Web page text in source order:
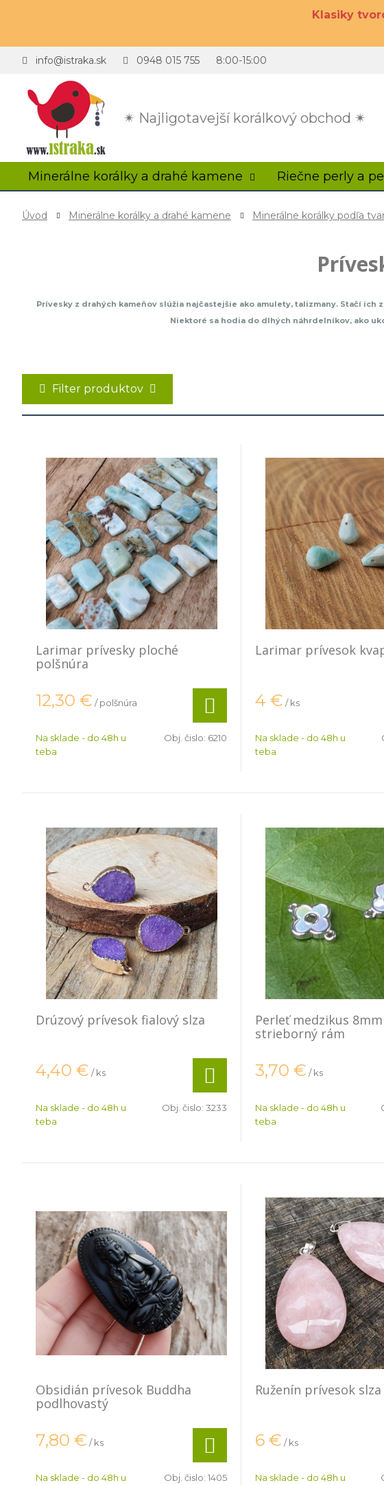
Klasiky
✴ Najligotavejší korálkový obchod ✴
info@istraka.sk 0948 015 755 8:00-15:00
Minerálne korálky a drahé kamene Riečne perly a
Úvod Minerálne korálky a drahé kamene Minerálne korálky podľa
Prívesky z drahých kameňov slúžia najčastejšie ako amulety, talizmany. Stačí
Niektoré sa hodia do dlhých náhrdelníkov, ako
Filter produktov
Larimar prívesky ploché
polšnúra
12,30 € / polšnúra
Na sklade - do 48h u
teba
Obj. čislo: 6210
Larimar prívesok
4 € / ks
Na sklade - do 48h u
teba
Drúzový prívesok fialový slza
4,40 € / ks
Na sklade - do 48h u
teba
Obj. čislo: 3233
Perleť medzikus
strieborný rám
3,70 € / ks
Na sklade - do 48h u
teba
Obsidián prívesok Buddha
podlhovastý
7,80 € / ks
Na sklade - do 48h u
Obj. čislo: 1405
Ruženín prívesok slza
6 € / ks
Na sklade - do 48h u